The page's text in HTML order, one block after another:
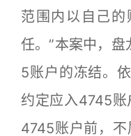
范围内以自己
任。”本案中，
5账户的冻结。
约定应入4745
4745账户前，